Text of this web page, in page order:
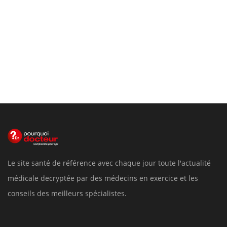
Le site santé de référence avec chaque jour toute l'actualité
médicale decryptée par des médecins en exercice et les
conseils des meilleurs spécialistes.